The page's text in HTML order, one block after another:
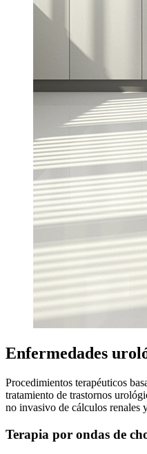
Enfermedades
Procedimientos terapéuticos
tratamiento de trastornos
no invasivo de cálculos renales
Terapia por ondas de